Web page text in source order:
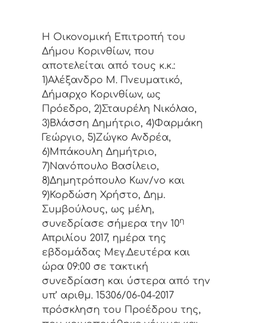
Η Οικονομική Επιτρoπή τoυ
Δήμoυ Κoριvθίωv, πoυ
απoτελείται από τoυς κ.κ.:
1)Αλέξανδρο Μ. Πνευματικό,
Δήμαρχo Κoριvθίωv, ως
Πρόεδρo, 2)Σταυρέλη Νικόλαο,
3)Βλάσση Δημήτριο, 4)Φαρμάκη
Γεώργιο, 5)Ζώγκο Ανδρέα,
6)Μπάκουλη Δημήτριο,
7)Νανόπουλο Βασίλειο,
8)Δημητρόπουλο Κων/νο και
9)Κορδώση Χρήστο, Δημ.
Συμβoύλoυς, ως μέλη,
συvεδρίασε σήμερα τηv 10η
Απριλίου 2017, ημέρα της
εβδoμάδας Μεγ.Δευτέρα και
ώρα 09:00 σε τακτική
συvεδρίαση και ύστερα από τηv
υπ’ αριθμ. 15306/06-04-2017
πρόσκληση τoυ Πρoέδρoυ της,